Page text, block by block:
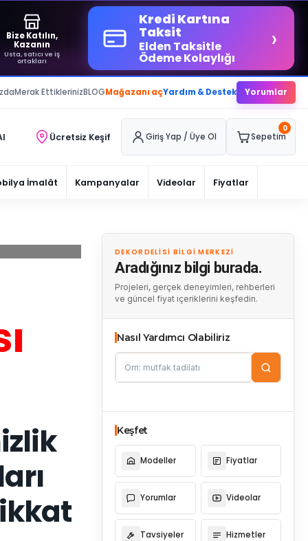
Bize Katılın,
Kazanın
Usta, satıcı ve iş
ortakları
Kredi Kartına
Taksit
Elden Taksitle
Ödeme Kolaylığı
›
Merak EttiklerinizBLOGMağazanı açYardım & Destek Yorumlar
Ücretsiz Keşif Giriş Yap / Üye Ol
0
Sepetim
İmalât Kampanyalar Videolar Fiyatlar
DEKORDELISI BILGI MERKEZI
Aradığınız bilgi burada.
Projeleri, gerçek deneyimleri, rehberleri
ve güncel fiyat içeriklerini keşfedin.
Nasıl Yardımcı Olabiliriz
Keşfet
Modeller Fiyatlar
Yorumlar Videolar
Tavsiyeler Hizmetler